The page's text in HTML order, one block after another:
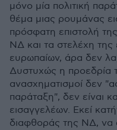
μόνο μία πολιτική
θέμα μιας ρουμάνας
πρόσφατη επιστολή
ΝΔ και τα στελέχη της
ευρωπαίων, άρα δεν
Δυστυχώς η προεδρία
ανασχηματισμοί δεν
παράταξη", δεν είναι
εισαγγελέων. Εκεί
διαφθοράς της ΝΔ, να